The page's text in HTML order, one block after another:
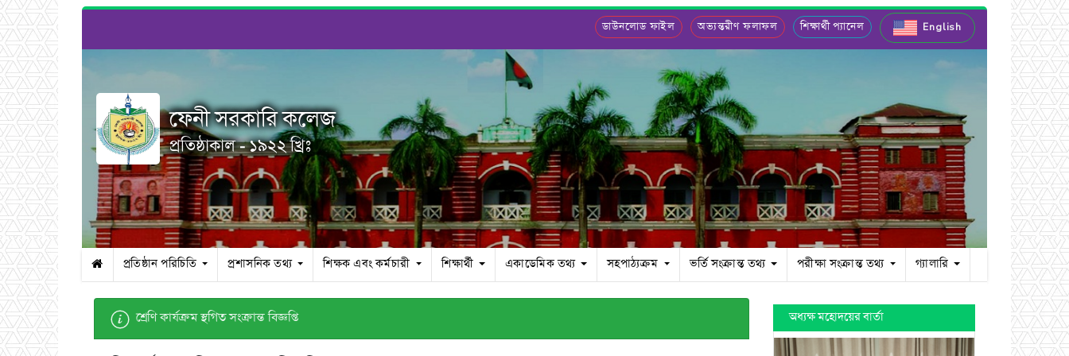
ডাউনলোড ফাইল অভ্যন্তরীণ ফলাফল শিক্ষার্থী প্যানেল English
ফেনী সরকারি কলেজ
প্রতিষ্ঠাকাল - ১৯২২ খ্রিঃ
প্রতিষ্ঠান পরিচিতি প্রশাসনিক তথ্য শিক্ষক এবং কর্মচারী শিক্ষার্থী একাডেমিক তথ্য সহপাঠ্যক্রম ভর্তি সংক্রান্ত তথ্য পরীক্ষা সংক্রান্ত তথ্য গ্যালারি
শ্রেণি কার্যক্রম স্থগিত সংক্রান্ত বিজ্ঞপ্তি অধ্যক্ষ মহোদয়ের বার্তা